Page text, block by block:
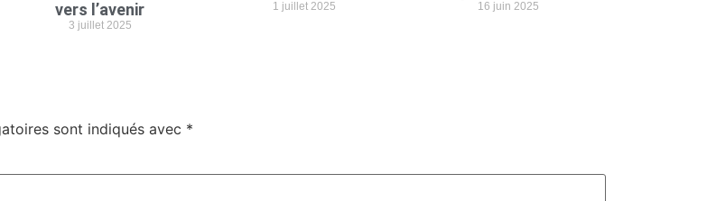
vers l’avenir
3 juillet 2025
1 juillet 2025 16 juin 2025
sont indiqués avec *